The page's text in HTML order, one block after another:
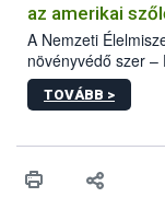
az amerikai
A Nemzeti
növényvédő szer –
engedélyokiratát
egészen a
érésű szőlőkben is
felhasználók
TOVÁBB >